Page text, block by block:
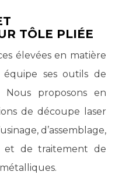
TÔLE PLIÉE
élevées en matière
ses outils de
Nous proposons en
de découpe laser
d’assemblage,
et de traitement de